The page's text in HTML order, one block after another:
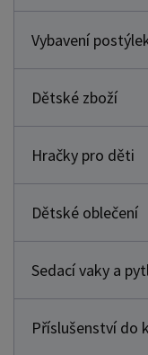
Vybavení
Dětské zboží
Hračky pro děti
Dětské oblečení
Sedací vaky a
Příslušenství do